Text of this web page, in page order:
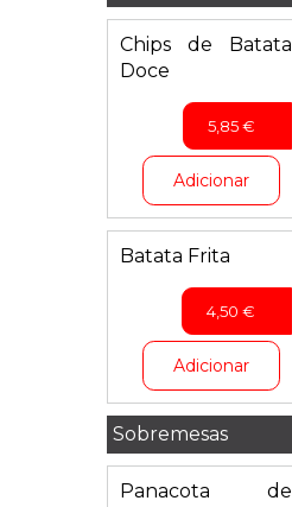
Chips de Batata
Doce
5,85€
Adicionar
Batata Frita
4,50 €
Adicionar
Sobremesas
Panacota de